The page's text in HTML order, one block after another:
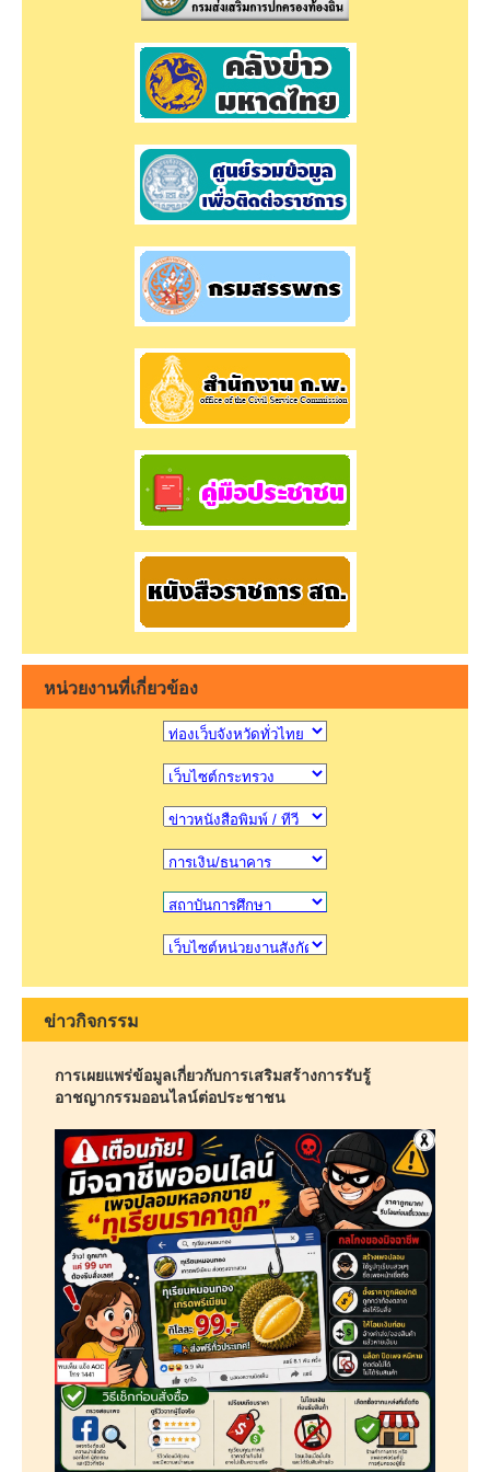
หน่วยงานที่เกี่ยวข้อง
ข่าวกิจกรรม
การเผยแพร่ข้อมูลเกี่ยวกับการเสริมสร้างการรับรู้
อาชญากรรมออนไลน์ต่อประชาชน